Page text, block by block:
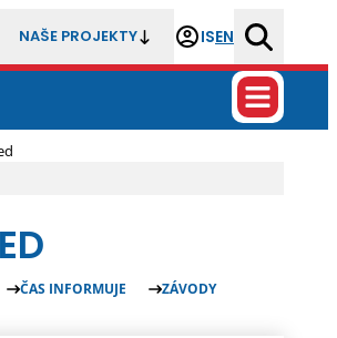
NAŠE PROJEKTY ISEN
ČAS INFORMUJE
ZÁVODY